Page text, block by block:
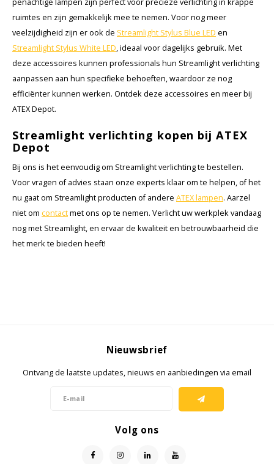
penachtige lampen zijn perfect voor precieze verlichting in krappe
ruimtes en zijn gemakkelijk mee te nemen. Voor nog meer
veelzijdigheid zijn er ook de Streamlight Stylus Blue LED en
Streamlight Stylus White LED, ideaal voor dagelijks gebruik. Met
deze accessoires kunnen professionals hun Streamlight verlichting
aanpassen aan hun specifieke behoeften, waardoor ze nog
efficiënter kunnen werken. Ontdek deze accessoires en meer bij
ATEX Depot.
Streamlight verlichting kopen bij ATEX
Depot
Bij ons is het eenvoudig om Streamlight verlichting te bestellen.
Voor vragen of advies staan onze experts klaar om te helpen, of het
nu gaat om Streamlight producten of andere ATEX lampen. Aarzel
niet om contactmet ons op te nemen. Verlicht uw werkplek vandaag
nog met Streamlight, en ervaar de kwaliteit en betrouwbaarheid die
het merk te bieden heeft!
Nieuwsbrief
Ontvang de laatste updates, nieuws en aanbiedingen via email
Volg ons